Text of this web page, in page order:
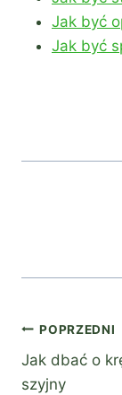
Jak być
Jak być
wpisu
POPRZEDNI
Jak dbać o
szyjny